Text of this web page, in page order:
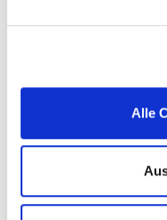
Alle
Ambulante
Akademisches
Gießen